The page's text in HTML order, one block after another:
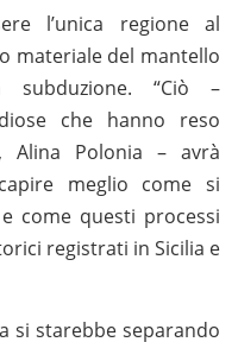
l’unica regione al
materiale del mantello
“Ciò –
che hanno reso
Alina Polonia – avrà
meglio come si
come questi processi
registrati in Sicilia e
si starebbe separando